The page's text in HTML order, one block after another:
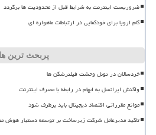
ضروریست اینترنت به شرایط قبل از محدودیت ها برگردد
گام اروپا برای خودکفایی در ارتباطات ماهواره ای
پربحث ترین ها
خردسالان در تونل وحشت فیلترشکن ها
واکنش ایرانسل به ابهام در رابطه با مصرف اینترنت
موانع مقرراتی اقتصاد دیجیتال باید برطرف شود
تاکید مدیرعامل شرکت زیرساخت بر توسعه دستیار هوش